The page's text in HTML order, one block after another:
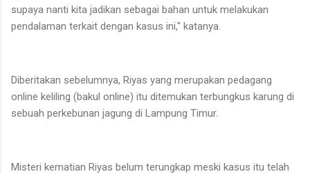
supaya nanti kita jadikan sebagai bahan untuk melakukan
pendalaman terkait dengan kasus ini," katanya.
Diberitakan sebelumnya, Riyas yang merupakan pedagang
online keliling (bakul online) itu ditemukan terbungkus karung di
sebuah perkebunan jagung di Lampung Timur.
Misteri kematian Riyas belum terungkap meski kasus itu telah